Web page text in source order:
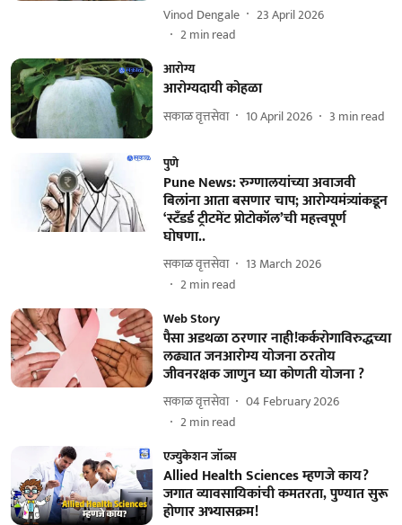
Vinod Dengale
23 April 2026
2min read
आरोग्य
आरोग्यदायी कोहळा
सकाळ वृत्तसेवा 10 April 2026 3 min read
पुणे
Pune News: रुग्णालयांच्या अवाजवी
बिलांना आता बसणार चाप; आरोग्यमंत्र्यांकडून
‘स्टँडर्ड ट्रीटमेंट प्रोटोकॉल’ची महत्त्वपूर्ण
घोषणा..
सकाळ वृत्तसेवा
13 March 2026
2min read
Web Story
पैसा अडथळा ठरणार नाही!कर्करोगाविरुद्धच्या
लढ्यात जनआरोग्य योजना ठरतोय
जीवनरक्षक जाणुन घ्या कोणती योजना ?
सकाळ वृत्तसेवा
04 February 2026
2min read
एज्युकेशन जॉब्स
Allied Health Sciences म्हणजे काय?
जगात व्यावसायिकांची कमतरता, पुण्यात सुरू
होणार अभ्यासक्रम!